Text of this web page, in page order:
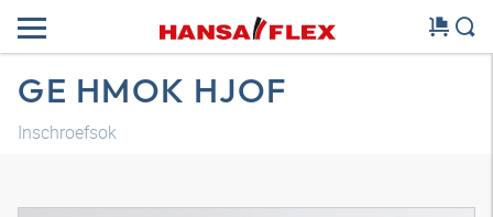
GE HMOK HJOF
Inschroefsok